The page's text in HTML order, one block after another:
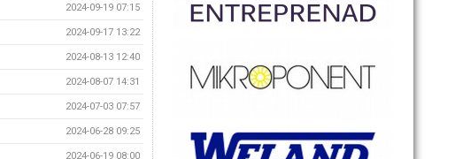
2024-09-19 07:15
2024-09-17 13:22
2024-08-13 12:40
2024-08-07 14:31
2024-07-03 07:57
2024-06-28 09:25
2024-06-19 08:00